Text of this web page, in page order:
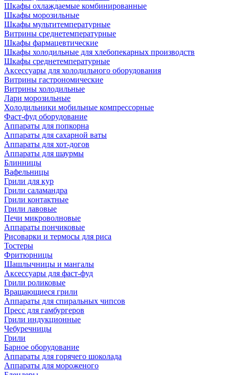
Шкафы охлаждаемые комбинированные
Шкафы морозильные
Шкафы мультитемпературные
Витрины среднетемпературные
Шкафы фармацевтические
Шкафы холодильные для хлебопекарных производств
Шкафы среднетемпературные
Аксессуары для холодильного оборудования
Витрины гастрономические
Витрины холодильные
Лари морозильные
Холодильники мобильные компрессорные
Фаст-фуд оборудование
Аппараты для попкорна
Аппараты для сахарной ваты
Аппараты для хот-догов
Аппараты для шаурмы
Блинницы
Вафельницы
Грили для кур
Грили саламандра
Грили контактные
Грили лавовые
Печи микроволновые
Аппараты пончиковые
Рисоварки и термосы для риса
Тостеры
Фритюрницы
Шашлычницы и мангалы
Аксессуары для фаст-фуд
Грили роликовые
Вращающиеся грили
Аппараты для спиральных чипсов
Пресс для гамбургеров
Грили индукционные
Чебуречницы
Грили
Барное оборудование
Аппараты для горячего шоколада
Аппараты для мороженого